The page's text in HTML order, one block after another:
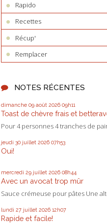
Rapido
Recettes
Récup'
Remplacer
NOTES RÉCENTES
dimanche 09 août 2026 09h11
Toast de chèvre frais et
Pour 4 personnes 4 tranches de
jeudi 30 juillet 2026 07h53
Oui!
mercredi 29 juillet 2026 08h44
Avec un avocat trop mûr
Sauce crémeuse pour pâtes Une
lundi 27 juillet 2026 12h07
Rapide et facile!